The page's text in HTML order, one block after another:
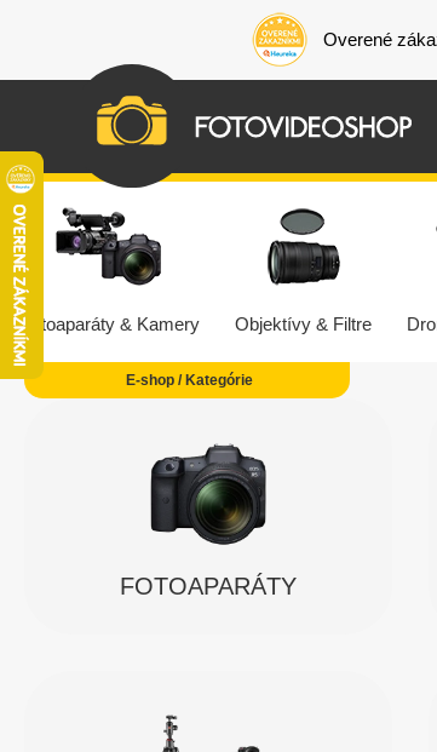
Overené
Fotoaparáty & Kamery Objektívy & Filtre
FOTOAPARÁTY
E-shop / Kategórie